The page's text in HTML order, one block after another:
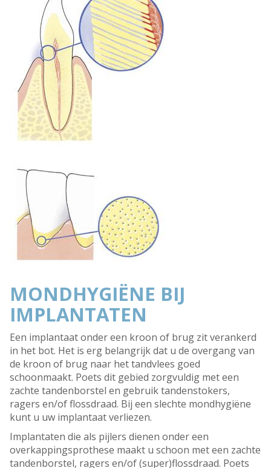
MONDHYGIËNE BIJ
IMPLANTATEN
Een implantaat onder een kroon of brug zit verankerd
in het bot. Het is erg belangrijk dat u de overgang van
de kroon of brug naar het tandvlees goed
schoonmaakt. Poets dit gebied zorgvuldig met een
zachte tandenborstel en gebruik tandenstokers,
ragers en/of flossdraad. Bij een slechte mondhygiëne
kunt u uw implantaat verliezen.
Implantaten die als pijlers dienen onder een
overkappingsprothese maakt u schoon met een zachte
tandenborstel, ragers en/of (super)flossdraad. Poets